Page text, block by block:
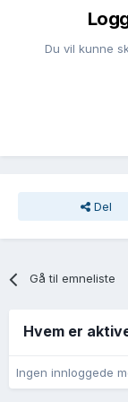
Du vil kunne
Del
Gå til emneliste
Hvem er
Ingen innloggede